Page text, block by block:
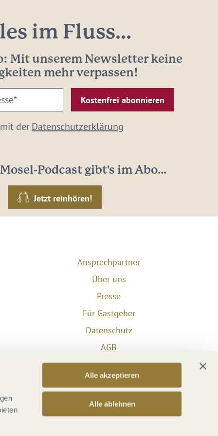
Alle akzeptieren
Alle ablehnen
im Fluss...
Mit unserem Newsletter keine
mehr verpassen!
derDatenschutzerklärung
Podcast gibt's im Abo...
Jetzt reinhören!
Ansprechpartner
Über uns
Presse
Für Gastgeber
Datenschutz
AGB
Impressum
Barrierefreiheit
Vertrag widerrufen
Versicherungsvertrag widerrufen